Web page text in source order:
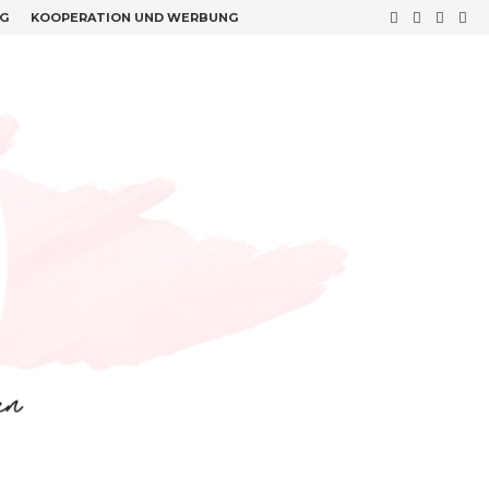
KOOPERATION UND WERBUNG